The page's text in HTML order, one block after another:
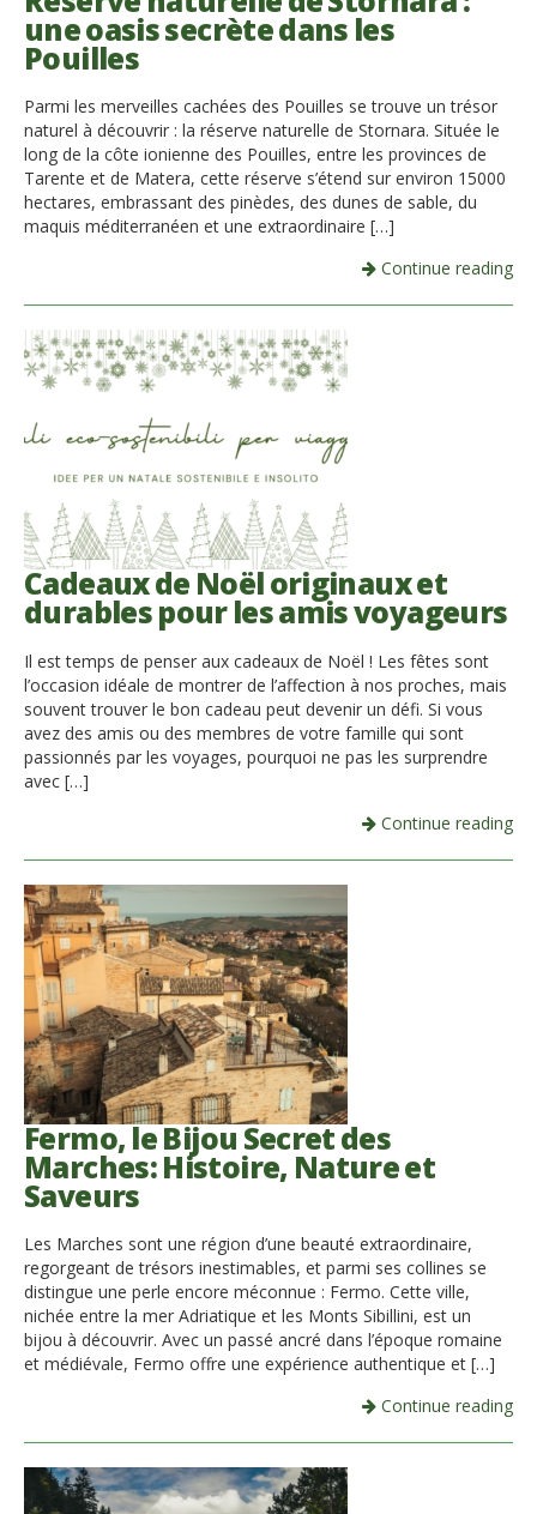
Italiano
une oasis secrète dans les
Pouilles
Parmi les merveilles cachées des Pouilles se trouve un trésor
naturel à découvrir : la réserve naturelle de Stornara. Située le
long de la côte ionienne des Pouilles, entre les provinces de
Tarente et de Matera, cette réserve s’étend sur environ 15000
hectares, embrassant des pinèdes, des dunes de sable, du
maquis méditerranéen et une extraordinaire […]
Continue reading
Cadeaux de Noël originaux et
durables pour les amis voyageurs
Il est temps de penser aux cadeaux de Noël ! Les fêtes sont
l’occasion idéale de montrer de l’affection à nos proches, mais
souvent trouver le bon cadeau peut devenir un défi. Si vous
avez des amis ou des membres de votre famille qui sont
passionnés par les voyages, pourquoi ne pas les surprendre
avec […]
Continue reading
Fermo, le Bijou Secret des
Marches: Histoire, Nature et
Saveurs
Les Marches sont une région d’une beauté extraordinaire,
regorgeant de trésors inestimables, et parmi ses collines se
distingue une perle encore méconnue : Fermo. Cette ville,
nichée entre la mer Adriatique et les Monts Sibillini, est un
bijou à découvrir. Avec un passé ancré dans l’époque romaine
et médiévale, Fermo offre une expérience authentique et […]
Continue reading